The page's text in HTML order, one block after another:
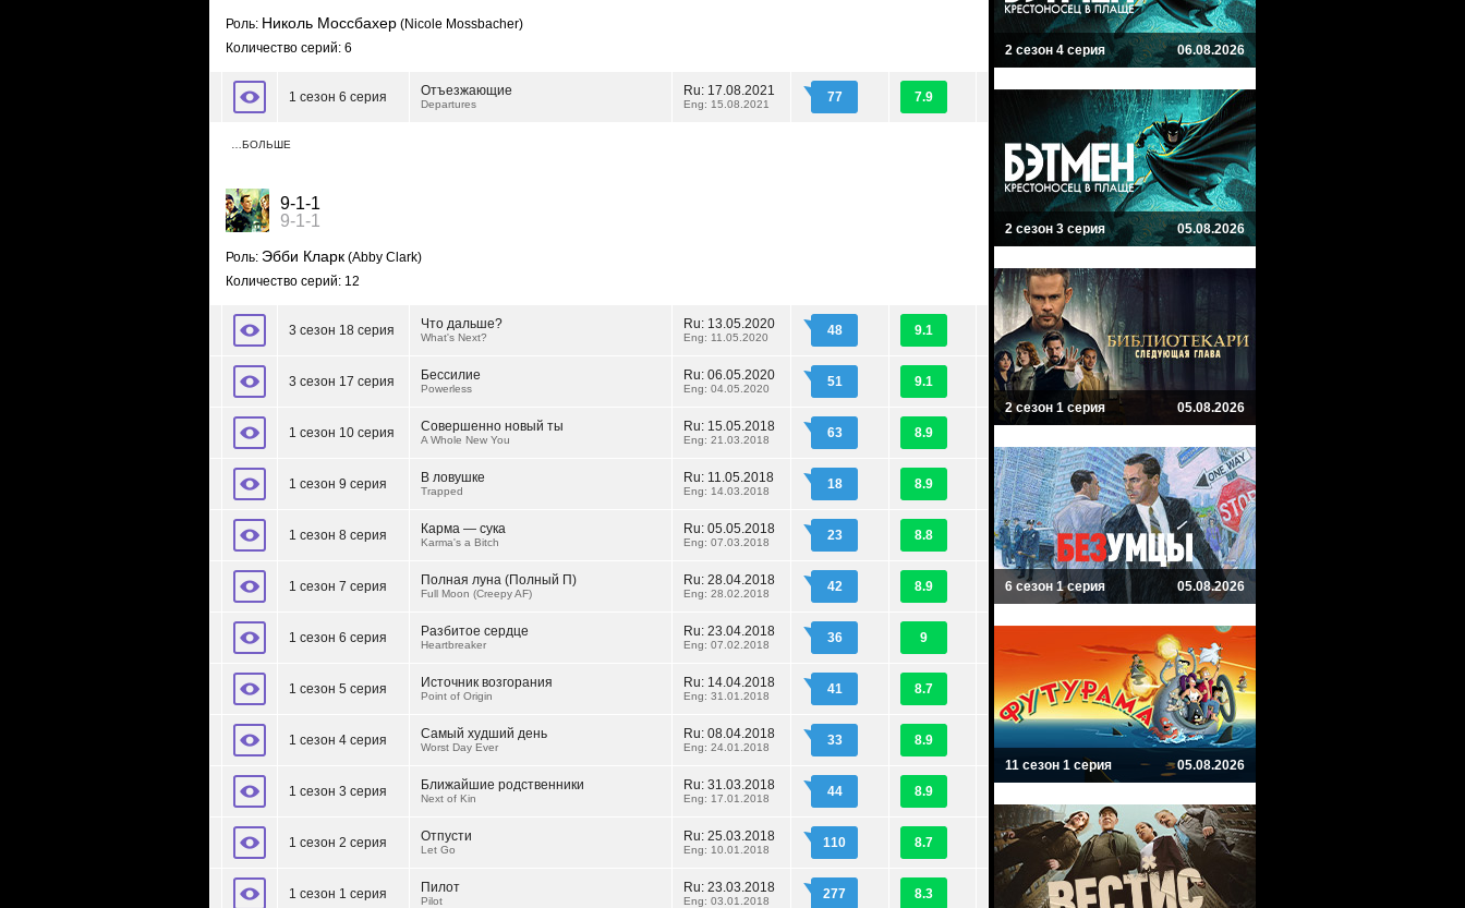
Роль: Николь Моссбахер (Nicole Mossbacher)
Количество серий: 6
1 сезон 6 серия Отъезжающие
Departures
Ru: 17.08.2021
Eng: 15.08.2021 77 7.9
…БОЛЬШЕ
9-1-1
9-1-1
Роль: Эбби Кларк (Abby Clark)
Количество серий: 12
3 сезон 18 серия Что дальше?
What's Next?
Ru: 13.05.2020
Eng: 11.05.2020 48 9.1
3 сезон 17 серия Бессилие
Powerless
Ru: 06.05.2020
Eng: 04.05.2020 51 9.1
1 сезон 10 серия Совершенно новый ты
A Whole New You
Ru: 15.05.2018
Eng: 21.03.2018 63 8.9
1 сезон 9 серия В ловушке
Trapped
Ru: 11.05.2018
Eng: 14.03.2018 18 8.9
1 сезон 8 серия Карма — сука
Karma's a Bitch
Ru: 05.05.2018
Eng: 07.03.2018 23 8.8
1 сезон 7 серия Полная луна (Полный П)
Full Moon (Creepy AF)
Ru: 28.04.2018
Eng: 28.02.2018 42 8.9
1 сезон 6 серия Разбитое сердце
Heartbreaker
Ru: 23.04.2018
Eng: 07.02.2018 36 9
1 сезон 5 серия Источник возгорания
Point of Origin
Ru: 14.04.2018
Eng: 31.01.2018 41 8.7
1 сезон 4 серия Самый худший день
Worst Day Ever
Ru: 08.04.2018
Eng: 24.01.2018 33 8.9
1 сезон 3 серия Ближайшие родственники
Next of Kin
Ru: 31.03.2018
Eng: 17.01.2018 44 8.9
1 сезон 2 серия Отпусти
Let Go
Ru: 25.03.2018
Eng: 10.01.2018 110 8.7
1 сезон 1 серия Пилот
Pilot
Ru: 23.03.2018
Eng: 03.01.2018 277 8.3
2 сезон 4 серия 06.08.2026
2 сезон 3 серия 05.08.2026
2 сезон 1 серия 05.08.2026
6 сезон 1 серия 05.08.2026
11 сезон 1 серия 05.08.2026